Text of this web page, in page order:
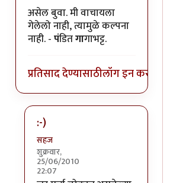
असेल बुवा. मी वाचायला
गेलेलो नाही, त्यामुळे कल्पना
नाही. -पंडितगागाभट्ट.
प्रतिसाद देण्यासाठीलॉग इन करा
:-)
सहज
शुक्रवार,
25/06/2010
22:07